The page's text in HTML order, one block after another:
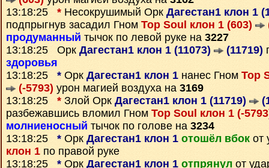
13:18:25 * Несокрушимый Орк Дагестан1 клон 1
подпрыгнув засадил Гном Top Soul клон 1 (603)
продуманный тычок по левой руке на 3227
13:18:25 Орк Дагестан1 клон 1 (11073) (11719)
здоровья
13:18:25 * Орк Дагестан1 клон 1 нанес Гном Top
(-5793) урон магией воздуха на 3169
13:18:25 * Злой Орк Дагестан1 клон 1 (11719)
разбежавшись вломил Гном Top Soul клон 1 (-
молниеносный тычок по голове на 3234
13:18:25 * Орк Дагестан1 клон 1 отошёл вбок от
клон 1 по правой руке
13:18:25 * Орк Дагестан1 клон 1 отпрянул от